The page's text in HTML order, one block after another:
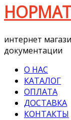
интернет
документации
О НАС
КАТАЛОГ
ОПЛАТА
ДОСТАВКА
КОНТАКТЫ